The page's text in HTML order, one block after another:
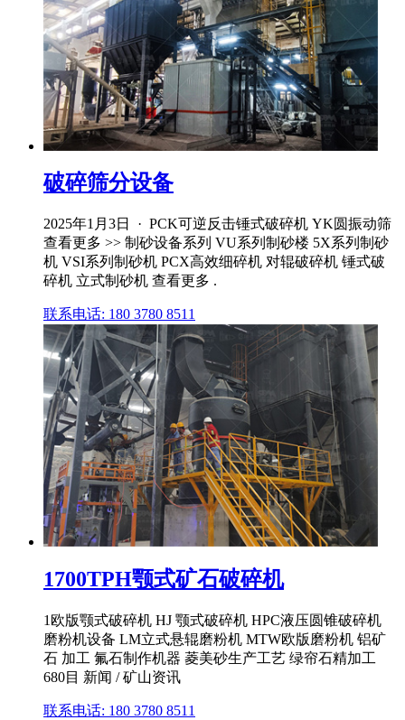
破碎筛分设备
2025年1月3日 · PCK可逆反击锤式破碎机 YK圆振动筛
查看更多 >> 制砂设备系列 VU系列制砂楼 5X系列制砂
机 VSI系列制砂机 PCX高效细碎机 对辊破碎机 锤式破
碎机 立式制砂机 查看更多 .
联系电话: 180 3780 8511
1700TPH颚式矿石破碎机
1欧版颚式破碎机 HJ 颚式破碎机 HPC液压圆锥破碎机
磨粉机设备 LM立式悬辊磨粉机 MTW欧版磨粉机 铝矿
石 加工 氟石制作机器 菱美砂生产工艺 绿帘石精加工
680目 新闻 / 矿山资讯
联系电话: 180 3780 8511